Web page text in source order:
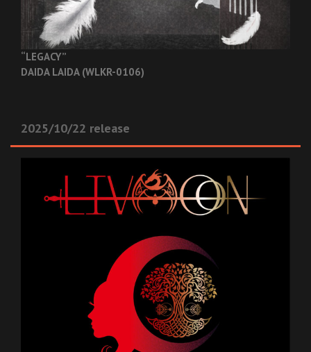
“LEGACY”
DAIDA LAIDA (WLKR-0106)
2025/10/22 release